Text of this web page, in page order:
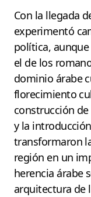
Con la llegada
experimentó
política,
el de los
dominio árabe
florecimiento
construcción
y la
transformaron
región en un
herencia árabe
arquitectura de